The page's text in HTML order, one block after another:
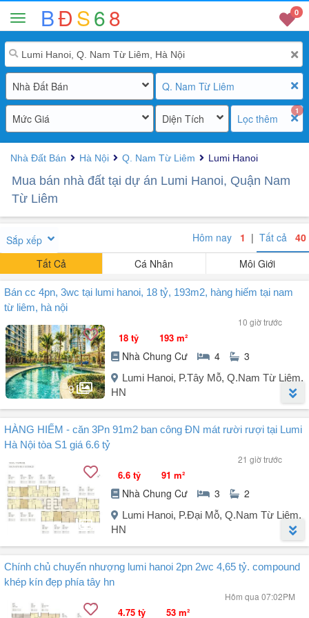
BĐS68 0
Nhà Đất Bán Q. Nam Từ Liêm
Mức Giá Diện Tích
1
Lọc thêm
Nhà Đất Bán Hà Nội Q. Nam Từ Liêm Lumi Hanoi
Mua bán nhà đất tại dự án Lumi Hanoi, Quận Nam
Từ Liêm
Sắp xếp Hôm nay 1 | Tất cả 40
Tất Cả
Cá Nhân Môi Giới
Bán cc 4pn, 3wc tại lumi hanoi, 18 tỷ, 193m2, hàng hiếm tại nam
từ liêm, hà nội
10 giờ trước
9
18 tỷ 193 m²
Nhà Chung Cư 4 3
Lumi Hanoi, P.Tây Mỗ, Q.Nam Từ Liêm,
HN
Người đăng: Công Ty Cổ Phần Bất Động Sản Indochine
(4 tin đăng)
Căn hộ chung cư Lumi Hanoi, đường Đại lộ Thăng Long, phường
Tây Mỗ, Hà Nội (địa chỉ cũ: Nam Từ Liêm, Hà Nội) cực chất với 4PN,
3WC, không nội thất, phù hợp cho những ai thích tự do thiết kế
không gian sống. Diện tích 193m², giá 18 tỷ VND, hướng Đông Bắc
cho phong thủy tốt, ban công Tây Bắc đón gió mát.
Đặc biệt, dự án này nằm ở khu vực đỉnh cao với hơn 80 tiện ích cho
HÀNG HIẾM - căn 3Pn 91m2 ban công ĐN mát rười rượi tại Lumi
Hà Nội tòa S1 giá 6.6 tỷ
21 giờ trước
2
6.6 tỷ 91 m²
Nhà Chung Cư 3 2
Lumi Hanoi, P.Đại Mỗ, Q.Nam Từ Liêm,
HN
Người đăng: Thanh PT
(20 tin đăng)
HÀNG HIẾM XUẤT HIỆN - căn 3Pn 91m2 ban công ĐN mát rười rượi
Căn góc tầng đẹp, tòa S1 - Giá cực TỐT chỉ 6.6 tỷ
Chính chủ chuyển nhượng lumi hanoi 2pn 2wc 4,65 tỷ. compound
khép kín đẹp phía tây hn
Hôm qua 07:02PM
4.75 tỷ 53 m²